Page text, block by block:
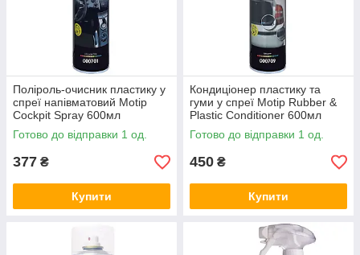
Поліроль-очисник пластику у
спреї напівматовий Motip
Cockpit Spray 600мл
Готово до відправки 1 од.
377 ₴
Купити
Кондиціонер пластику та
гуми у спреї Motip Rubber &
Plastic Conditioner 600мл
Готово до відправки 1 од.
450 ₴
Купити